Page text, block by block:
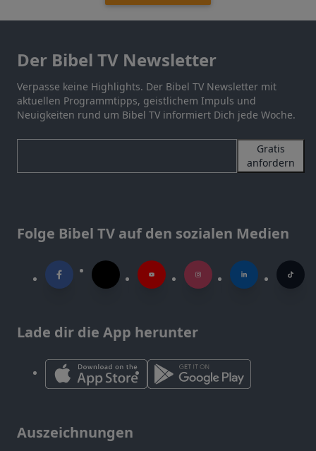
Der Bibel TV Newsletter
Verpasse keine Highlights. Der Bibel TV Newsletter mit
aktuellen Programmtipps, geistlichem Impuls und
Neuigkeiten rund um Bibel TV informiert Dich jede Woche.
Gratis
anfordern
Folge Bibel TV auf den sozialen Medien
Lade dir die App herunter
Auszeichnungen